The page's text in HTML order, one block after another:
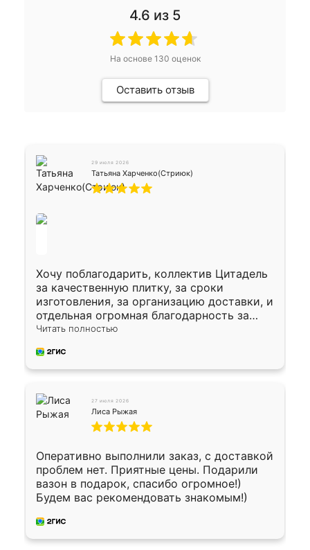
4.6 из 5
На основе 130 оценок
Оставить отзыв
29 июля 2026
Татьяна Харченко(Стриюк)
Хочу поблагодарить, коллектив Цитадель
за качественную плитку, за сроки
изготовления, за организацию доставки, и
отдельная огромная благодарность за
укладку плитки Оганесу, за два дня 70 кв,
Читать полностью
27 июля 2026
Лиса Рыжая
Оперативно выполнили заказ, с доставкой
проблем нет. Приятные цены. Подарили
вазон в подарок, спасибо огромное!)
Будем вас рекомендовать знакомым!)